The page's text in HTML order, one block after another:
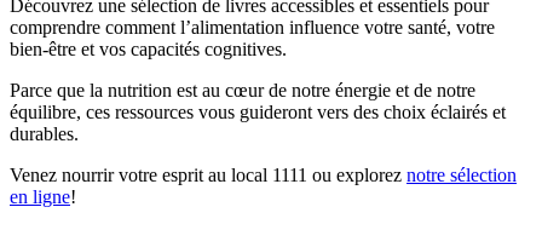
Découvrez une sélection de livres accessibles et essentiels pour
comprendre comment l’alimentation influence votre santé, votre
bien-être et vos capacités cognitives.
Parce que la nutrition est au cœur de notre énergie et de notre
équilibre, ces ressources vous guideront vers des choix éclairés et
durables.
Venez nourrir votre esprit au local 1111 ou explorez notre sélection
en ligne!